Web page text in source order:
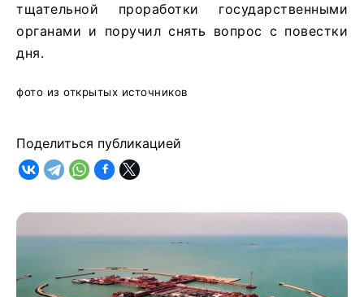
тщательной проработки государственными
органами и поручил снять вопрос с повестки
дня.
фото из открытых источников
Поделиться публикацией